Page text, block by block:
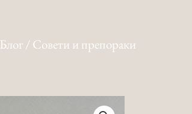
Блог / Совети и препораки